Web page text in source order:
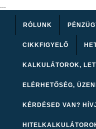
...
RÓLUNK
CIKKFIGYELŐ
KALKULÁTOROK,
ELÉRHETŐSÉG,
KÉRDÉSED VAN?